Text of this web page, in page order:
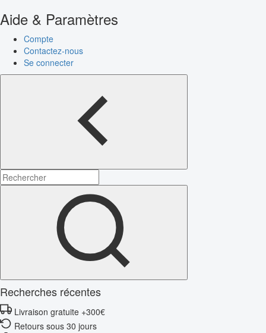
Aide & Paramètres
Compte
Contactez-nous
Se connecter
Recherches récentes
Livraison gratuite +300€
Retours sous 30 jours